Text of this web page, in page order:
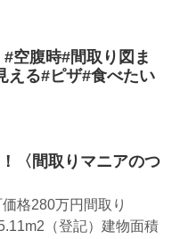
空腹時#間取り図ま
える#ピザ#食べたい
〈間取りマニアのつ
格280万円間取り
（登記）建物面積